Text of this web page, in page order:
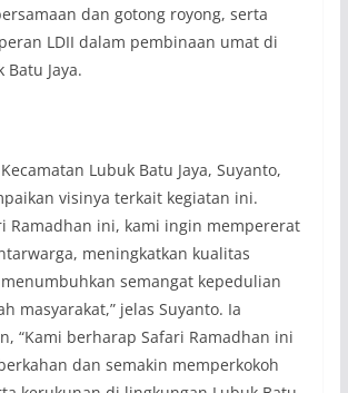
dan gotong royong, serta
LDII dalam pembinaan umat di
Jaya.
Lubuk Batu Jaya, Suyanto,
visinya terkait kegiatan ini.
Ramadhan ini, kami ingin mempererat
meningkatkan kualitas
semangat kepedulian
masyarakat,” jelas Suyanto. Ia
“Kami berharap Safari Ramadhan ini
dan semakin memperkokoh